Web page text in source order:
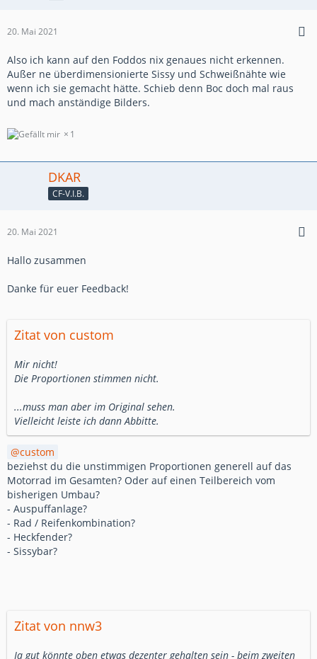
20. Mai 2021
Also ich kann auf den Foddos nix genaues nicht erkennen.
Außer ne überdimensionierte Sissy und Schweißnähte wie
wenn ich sie gemacht hätte. Schieb denn Boc doch mal raus
und mach anständige Bilders.
1
DKAR
CF-V.I.B.
20. Mai 2021
Hallo zusammen
Danke für euer Feedback!
Zitat von custom
Mir nicht!
Die Proportionen stimmen nicht.
...muss man aber im Original sehen.
Vielleicht leiste ich dann Abbitte.
custom
beziehst du die unstimmigen Proportionen generell auf das
Motorrad im Gesamten? Oder auf einen Teilbereich vom
bisherigen Umbau?
- Auspuffanlage?
- Rad / Reifenkombination?
- Heckfender?
- Sissybar?
Zitat von nnw3
Ja gut könnte oben etwas dezenter gehalten sein - beim zweiten